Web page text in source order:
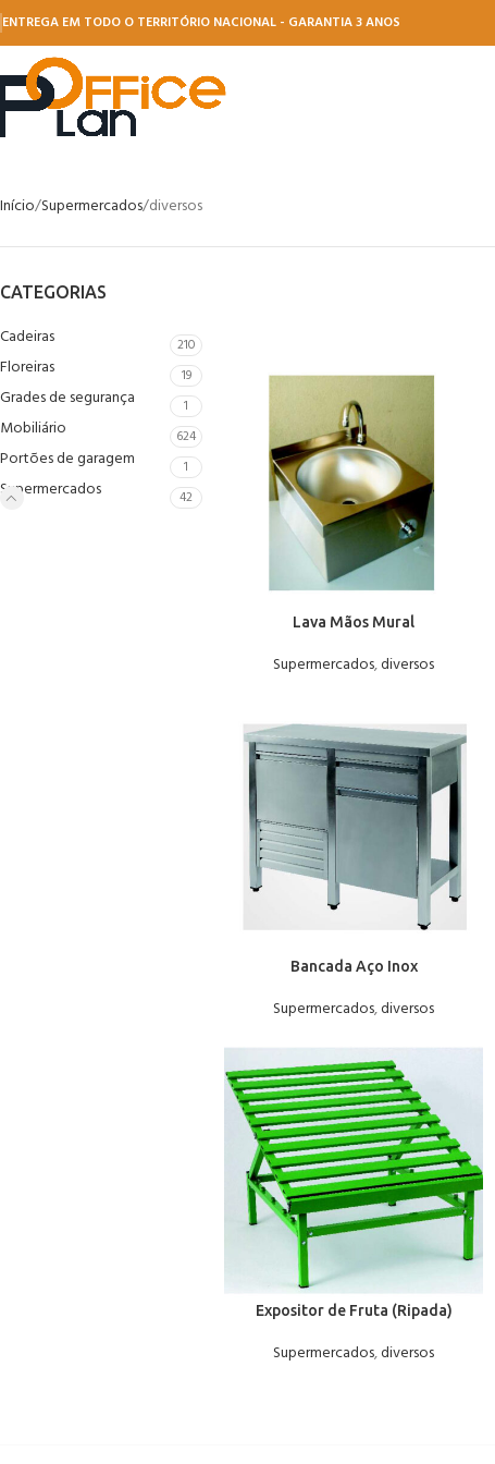
ENTREGA EM TODO O TERRITÓRIO NACIONAL - GARANTIA 3 ANOS
Início Supermercados diversos
CATEGORIAS
Cadeiras 210
Floreiras 19
Grades de segurança 1
Mobiliário 624
Portões de garagem 1
Supermercados 42
Lava Mãos Mural
Supermercados,diversos
Bancada Aço Inox
Supermercados,diversos
Expositor de Fruta (Ripada)
Supermercados,diversos